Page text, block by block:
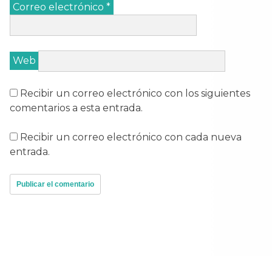
Correo electrónico *
Web
Recibir un correo electrónico con los siguientes
comentarios a esta entrada.
Recibir un correo electrónico con cada nueva
entrada.